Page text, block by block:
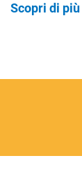
Scopri di più